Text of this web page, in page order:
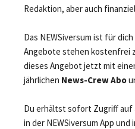
Redaktion, aber auch
Das NEWSiversum ist für
Angebote stehen kostenfrei
dieses Angebot jetzt mit
jährlichen News-Crew Abo
Du erhältst sofort Zugriff auf
in der NEWSiversum App und